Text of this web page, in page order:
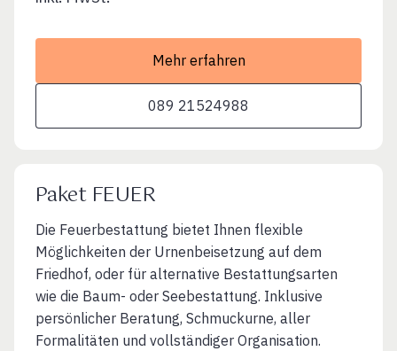
Mehr erfahren
089 21524988
Paket FEUER
Die Feuerbestattung bietet Ihnen flexible
Möglichkeiten der Urnenbeisetzung auf dem
Friedhof, oder für alternative Bestattungsarten
wie die Baum- oder Seebestattung. Inklusive
persönlicher Beratung, Schmuckurne, aller
Formalitäten und vollständiger Organisation.